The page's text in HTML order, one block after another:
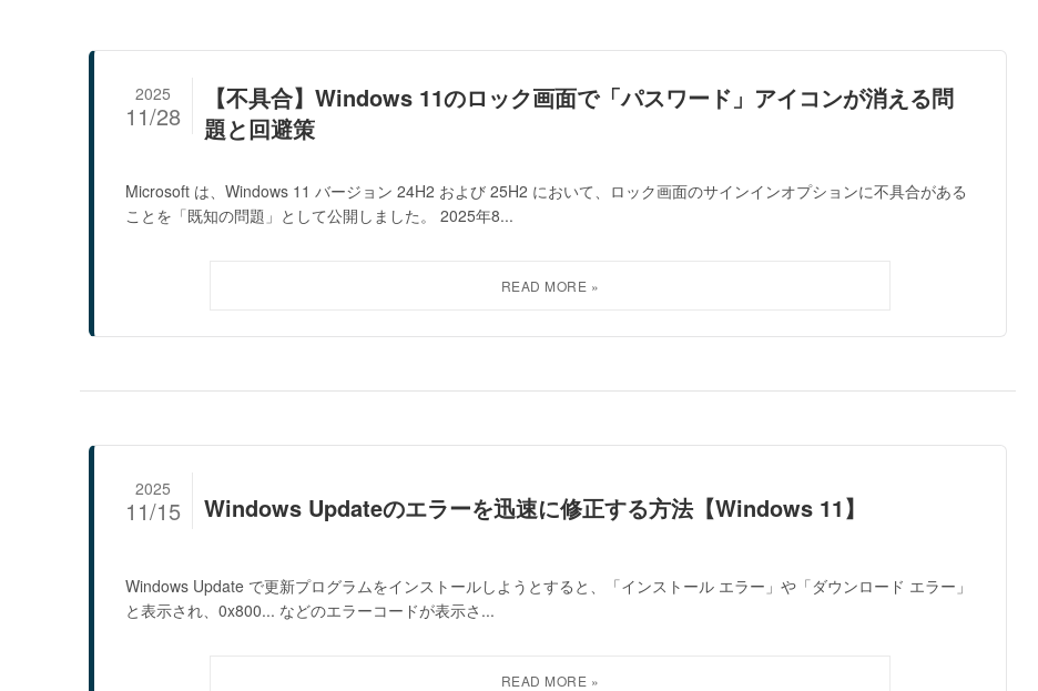
【不具合】Windows 11のロック画面で「パスワード」アイコンが消える問
題と回避策
2025
11/28
Microsoft は、Windows 11 バージョン 24H2 および 25H2 において、ロック画面のサインインオプションに不具合がある
ことを「既知の問題」として公開しました。 2025年8...
Windows Updateのエラーを迅速に修正する方法【Windows 11】
2025
11/15
Windows Update で更新プログラムをインストールしようとすると、「インストール エラー」や「ダウンロード エラー」
と表示され、0x800... などのエラーコードが表示さ...